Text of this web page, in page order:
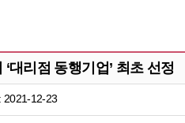
대리점 동행기업’ 최초 선정
2021-12-23